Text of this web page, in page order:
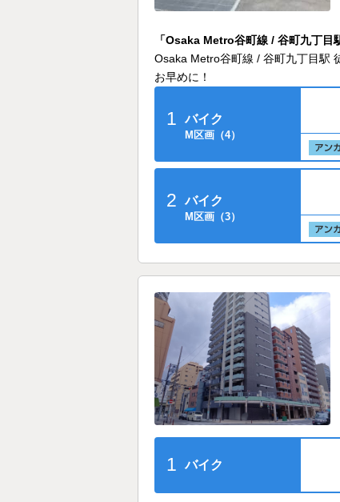
「Osaka Metro谷町線 / 谷町九丁目
Osaka Metro谷町線 / 谷町九丁目駅
お早めに！
1 バイク
M区画（4）
2 バイク
M区画（3）
1 バイク